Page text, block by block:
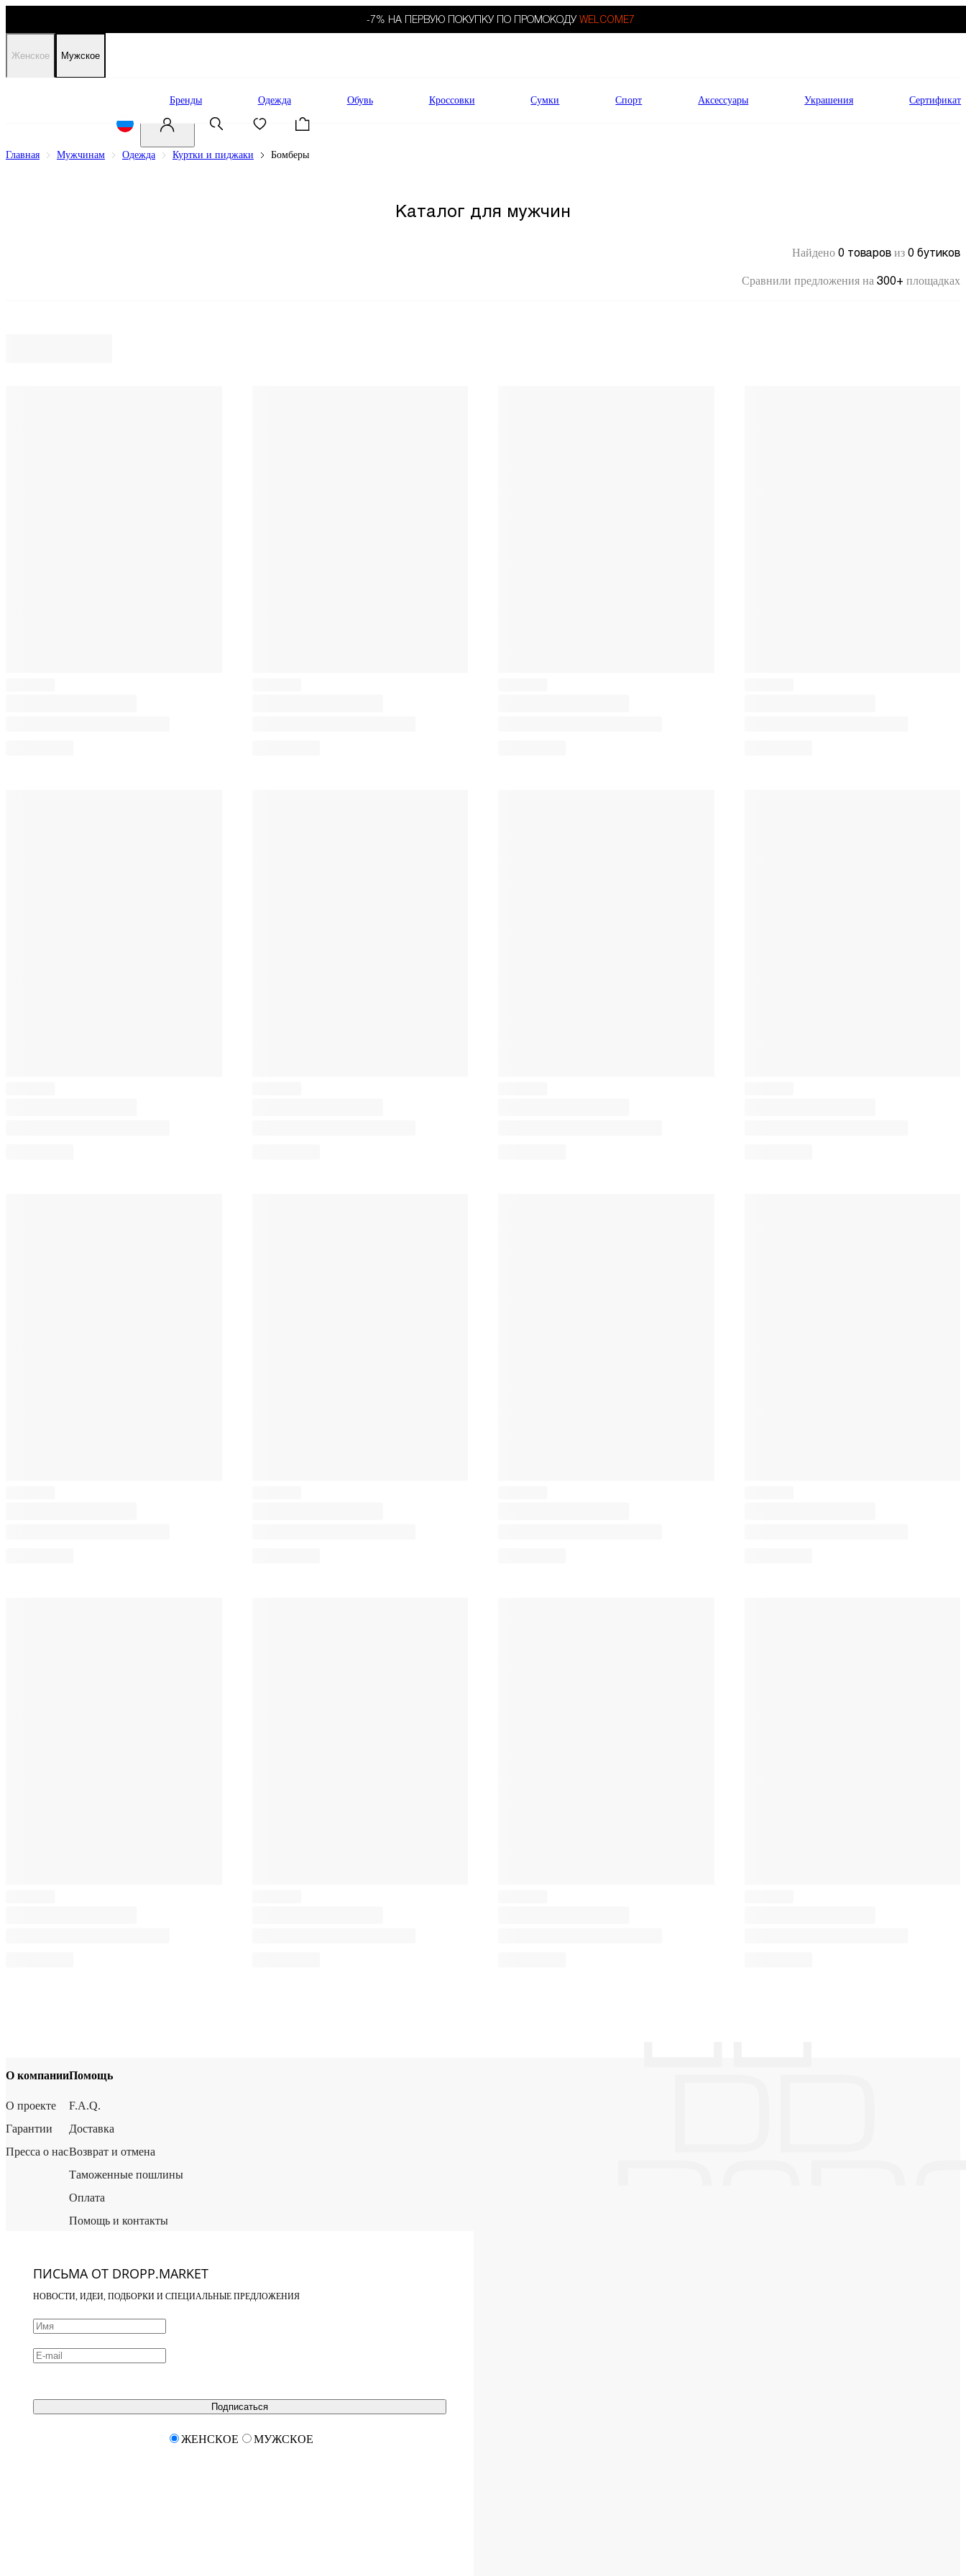
-7% НА ПЕРВУЮ ПОКУПКУ ПО ПРОМОКОДУ WELCOME7
Женское Мужское
Бренды Одежда Обувь Кроссовки Сумки Спорт Аксессуары Украшения Сертификат
Главная Мужчинам Одежда Куртки и пиджаки Бомберы
Каталог для мужчин
Найдено 0 товаров из 0 бутиков
Сравнили предложения на 300+ площадках
О компании
О проекте
Гарантии
Пресса о нас
Помощь
F.A.Q.
Доставка
Возврат и отмена
Таможенные пошлины
Оплата
Помощь и контакты
ПИСЬМА ОТ DROPP.MARKET
НОВОСТИ, ИДЕИ, ПОДБОРКИ И СПЕЦИАЛЬНЫЕ ПРЕДЛОЖЕНИЯ
Подписаться
ЖЕНСКОЕ МУЖСКОЕ